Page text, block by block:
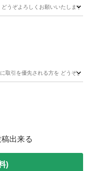
うぞよろしくお願いいたします
を優先される方を どうぞよろ
出来る
)